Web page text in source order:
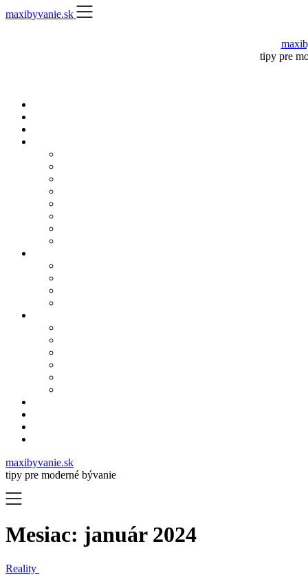
Skip
to
maxibyvanie.sk
tipy pre
maxibyvanie.sk
tipy pre moderné bývanie
Mesiac: január 2024
Reality